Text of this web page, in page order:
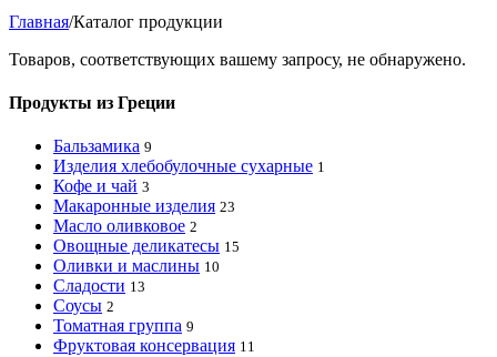
Главная/Каталог продукции
Товаров, соответствующих вашему запросу, не обнаружено.
Продукты из Греции
Бальзамика 9
Изделия хлебобулочные сухарные 1
Кофе и чай 3
Макаронные изделия 23
Масло оливковое 2
Овощные деликатесы 15
Оливки и маслины 10
Сладости 13
Соусы 2
Томатная группа 9
Фруктовая консервация 11